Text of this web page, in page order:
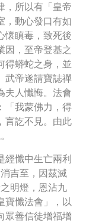
，所以有「皇帝
，動心發口有如
懷瞋毒，致死後
因，至帝登基之
得蟒蛇之身，並
武帝遂請寶誌禪
夫人懺悔。法會
「我蒙佛力，得
言訖不見。由此
經懺中生亡兩利
吉至，因茲滅
明燈，恩沾九
寶懺法會」，以
眾善信徒增福增